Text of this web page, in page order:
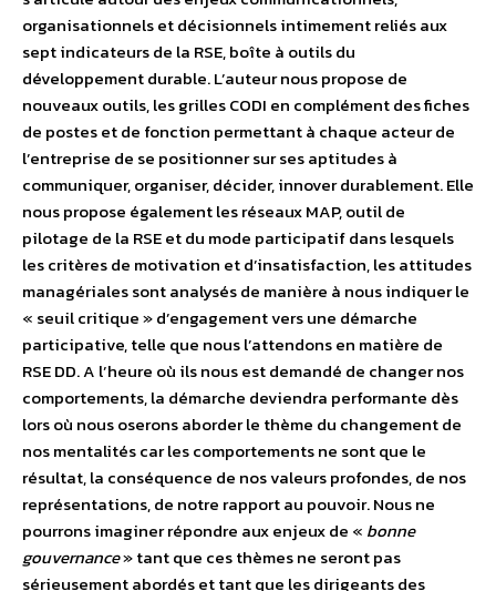
organisationnels et décisionnels intimement reliés aux
sept indicateurs de la RSE, boîte à outils du
développement durable. L’auteur nous propose de
nouveaux outils, les grilles CODI en complément des fiches
de postes et de fonction permettant à chaque acteur de
l’entreprise de se positionner sur ses aptitudes à
communiquer, organiser, décider, innover durablement. Elle
nous propose également les réseaux MAP, outil de
pilotage de la RSE et du mode participatif dans lesquels
les critères de motivation et d’insatisfaction, les attitudes
managériales sont analysés de manière à nous indiquer le
« seuil critique » d’engagement vers une démarche
participative, telle que nous l’attendons en matière de
RSE DD. A l’heure où ils nous est demandé de changer nos
comportements, la démarche deviendra performante dès
lors où nous oserons aborder le thème du changement de
nos mentalités car les comportements ne sont que le
résultat, la conséquence de nos valeurs profondes, de nos
représentations, de notre rapport au pouvoir. Nous ne
pourrons imaginer répondre aux enjeux de « bonne
gouvernance» tant que ces thèmes ne seront pas
sérieusement abordés et tant que les dirigeants des